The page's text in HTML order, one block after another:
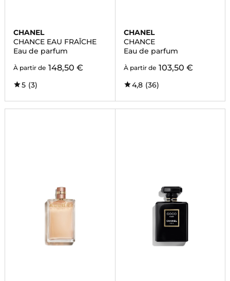
CHANEL
CHANCE EAU FRAÎCHE
Eau de parfum
À partir de 148,50 €
5 (3)
CHANEL
CHANCE
Eau de parfum
À partir de 103,50 €
4,8 (36)